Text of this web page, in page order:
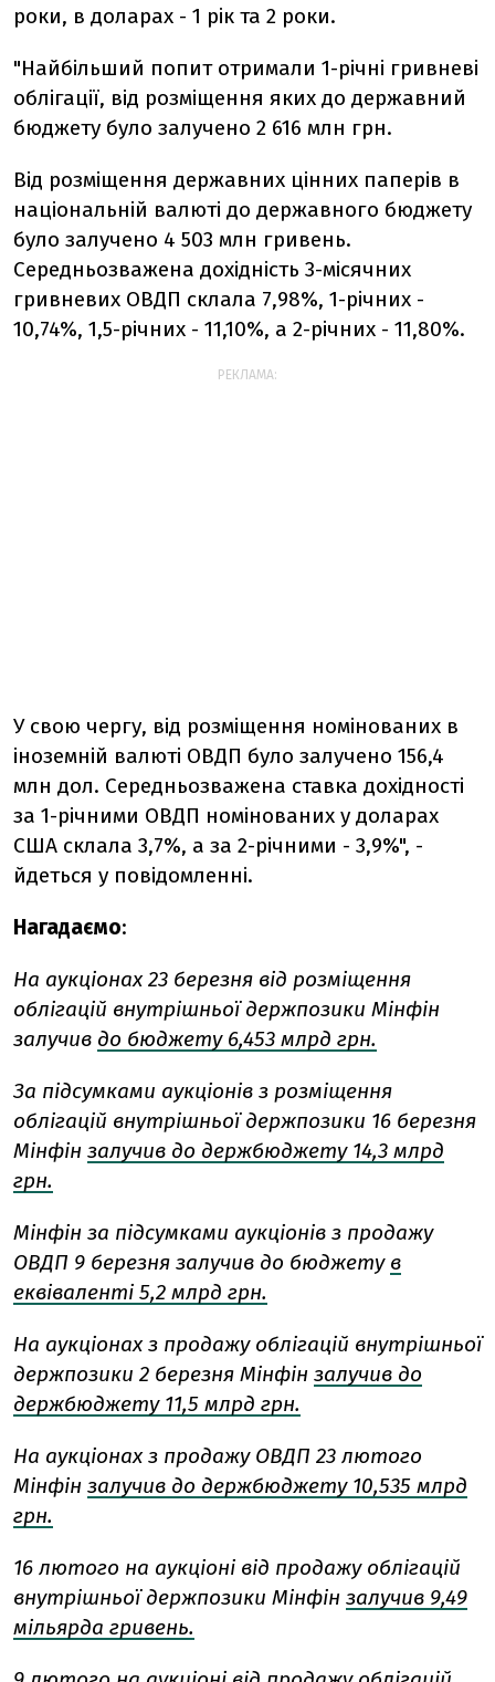
роки, в доларах - 1 рік та 2 роки.
"Найбільший попит отримали 1-річні гривневі
облігації, від розміщення яких до державний
бюджету було залучено 2 616 млн грн.
Від розміщення державних цінних паперів в
національній валюті до державного бюджету
було залучено 4 503 млн гривень.
Середньозважена дохідність 3-місячних
гривневих ОВДП склала 7,98%, 1-річних -
10,74%, 1,5-річних - 11,10%, а 2-річних - 11,80%.
РЕКЛАМА:
У свою чергу, від розміщення номінованих в
іноземній валюті ОВДП було залучено 156,4
млн дол. Середньозважена ставка дохідності
за 1-річними ОВДП номінованих у доларах
США склала 3,7%, а за 2-річними - 3,9%", -
йдеться у повідомленні.
Нагадаємо:
На аукціонах 23 березня від розміщення
облігацій внутрішньої держпозики Мінфін
залучив до бюджету 6,453 млрд грн.
За підсумками аукціонів з розміщення
облігацій внутрішньої держпозики 16 березня
Мінфін залучив до держбюджету 14,3 млрд
грн.
Мінфін за підсумками аукціонів з продажу
ОВДП 9 березня залучив до бюджету в
еквіваленті 5,2 млрд грн.
На аукціонах з продажу облігацій внутрішньої
держпозики 2 березня Мінфін залучив до
держбюджету 11,5 млрд грн.
На аукціонах з продажу ОВДП 23 лютого
Мінфін залучив до держбюджету 10,535 млрд
грн.
16 лютого на аукціоні від продажу облігацій
внутрішньої держпозики Мінфін залучив 9,49
мільярда гривень.